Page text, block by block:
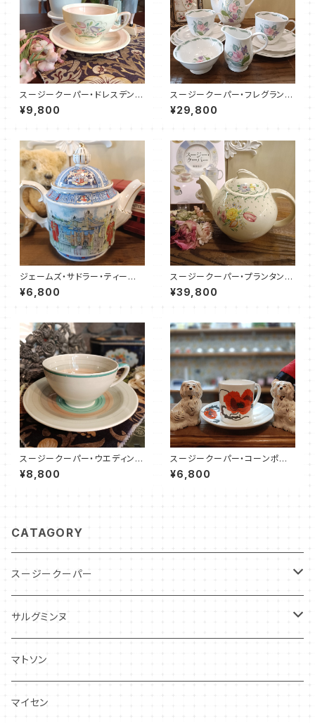
スージークーパー・ドレスデンス
プレイ・C&S（ピンク）SCDR00
53
¥9,800
スージークーパー・フレグラン
ス・T４２セット（SCFR1604）
¥29,800
ジェームズ・サドラー・ティーポッ
ト／LONDON（JS0004）
¥6,800
スージークーパー・プランタン・
ポット（グリーン・ケストレルシェ
イプ）SCPR0018
¥39,800
スージークーパー・ウエディング
リング・C&S（SCWR0071）
¥8,800
スージークーパー・コーンポピ
ー・カップ＆ソーサー（SCCP01
08）
¥6,800
CATAGORY
スージークーパー
パトリシアローズ
ドレスデンスプレイ
プランタン
サルグミンヌ
ニーナローサ
FAVORI
マトソン
マイセン